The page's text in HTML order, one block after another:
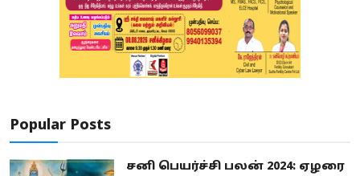
Popular Posts
சனி பெயர்ச்சி பலன் 2024: ஏழரை